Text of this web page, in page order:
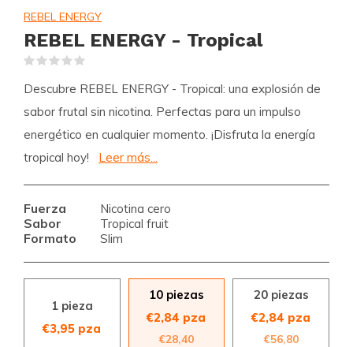
REBEL ENERGY
REBEL ENERGY - Tropical
Descubre REBEL ENERGY - Tropical: una explosión de
sabor frutal sin nicotina. Perfectas para un impulso
energético en cualquier momento. ¡Disfruta la energía
tropical hoy!
Leer más...
Fuerza Nicotina cero
Sabor Tropical fruit
Formato Slim
1 pieza
€3,95 pza
10 piezas
€2,84 pza
€28,40
20 piezas
€2,84 pza
€56,80